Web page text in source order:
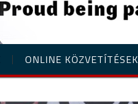
ONLINE KÖZVETÍTÉSEK